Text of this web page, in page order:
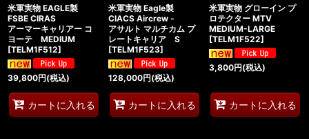
米軍実物 EAGLE製
FSBE CIRAS
アーマーキャリアー コ
ヨーテ MEDIUM
[TELM1F512]
39,800円(税込)
カートに入れる
米軍実物 Eagle製
CIACS Aircrew -
アサルト マルチカム プ
レートキャリア S
[TELM1F523]
128,000円(税込)
カートに入れる
米軍実物 グローイン プ
ロテクター MTV
MEDIUM-LARGE
[TELM1F522]
3,800円(税込)
カートに入れる